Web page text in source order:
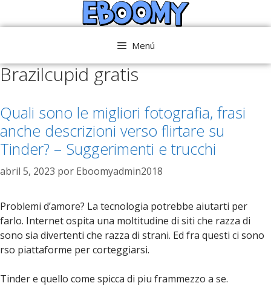
al
Menú
Brazilcupid gratis
Quali sono le migliori fotografia, frasi
anche descrizioni verso flirtare su
Tinder? – Suggerimenti e trucchi
abril 5, 2023 por Eboomyadmin2018
Problemi d’amore? La tecnologia potrebbe aiutarti per
farlo. Internet ospita una moltitudine di siti che razza di
sono sia divertenti che razza di strani. Ed fra questi ci sono
rso piattaforme per corteggiarsi.
Tinder e quello come spicca di piu frammezzo a se.